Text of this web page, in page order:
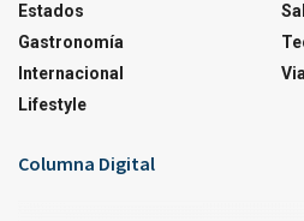
Estados
Gastronomía
Internacional
Lifestyle
Columna Digital